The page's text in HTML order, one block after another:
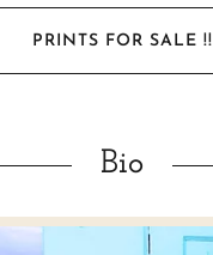
PRINTS FOR SALE !!
Bio